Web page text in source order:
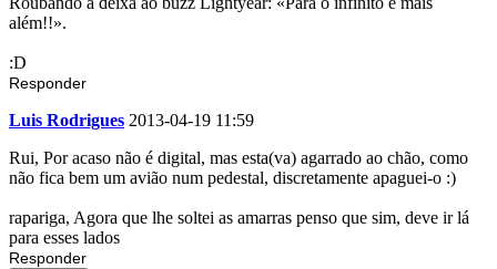
além!!».
:D
Responder
Luis Rodrigues 2013-04-19 11:59
Rui, Por acaso não é digital, mas esta(va) agarrado ao chão, como
não fica bem um avião num pedestal, discretamente apaguei-o :)
rapariga, Agora que lhe soltei as amarras penso que sim, deve ir lá
para esses lados
Responder